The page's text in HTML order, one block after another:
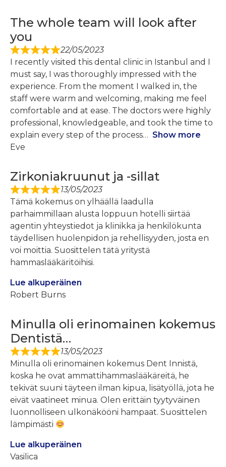
The whole team will look after
you
22/05/2023
I recently visited this dental clinic in Istanbul and I
must say, I was thoroughly impressed with the
experience. From the moment I walked in, the
staff were warm and welcoming, making me feel
comfortable and at ease. The doctors were highly
professional, knowledgeable, and took the time to
explain every step of the process
Show more
Eve
Zirkoniakruunut ja -sillat
13/05/2023
Tämä kokemus on ylhäällä laadulla
parhaimmillaan alusta loppuun hotelli siirtää
agentin yhteystiedot ja klinikka ja henkilökunta
täydellisen huolenpidon ja rehellisyyden, josta en
voi moittia. Suosittelen tätä yritystä
hammaslääkäritöihisi.
Lue alkuperäinen
Robert Burns
Minulla oli erinomainen kokemus
Dentistä…
13/05/2023
Minulla oli erinomainen kokemus Dent Innistä,
koska he ovat ammattihammaslääkäreitä, he
tekivät suuni täyteen ilman kipua, lisätyöllä, jota he
eivät vaatineet minua. Olen erittäin tyytyväinen
luonnolliseen ulkonäkööni hampaat. Suosittelen
lämpimästi
Lue alkuperäinen
Vasilica